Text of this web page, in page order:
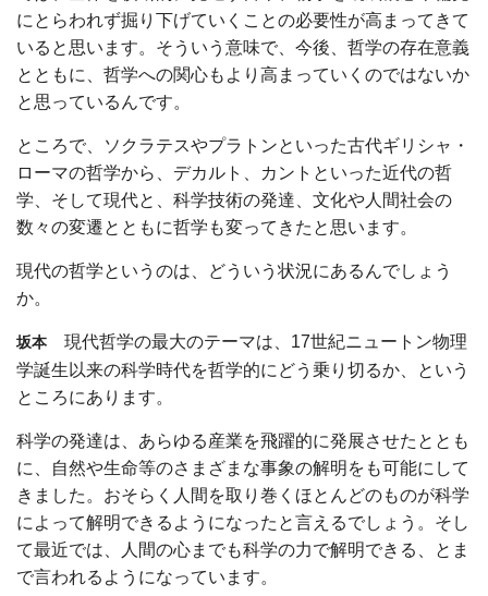
にとらわれず掘り下げていくことの必要性が高まってきて
いると思います。そういう意味で、今後、哲学の存在意義
とともに、哲学への関心もより高まっていくのではないか
と思っているんです。
ところで、ソクラテスやプラトンといった古代ギリシャ・
ローマの哲学から、デカルト、カントといった近代の哲
学、そして現代と、科学技術の発達、文化や人間社会の
数々の変遷とともに哲学も変ってきたと思います。
現代の哲学というのは、どういう状況にあるんでしょう
か。
坂本 現代哲学の最大のテーマは、17世紀ニュートン物理
学誕生以来の科学時代を哲学的にどう乗り切るか、という
ところにあります。
科学の発達は、あらゆる産業を飛躍的に発展させたととも
に、自然や生命等のさまざまな事象の解明をも可能にして
きました。おそらく人間を取り巻くほとんどのものが科学
によって解明できるようになったと言えるでしょう。そし
て最近では、人間の心までも科学の力で解明できる、とま
で言われるようになっています。